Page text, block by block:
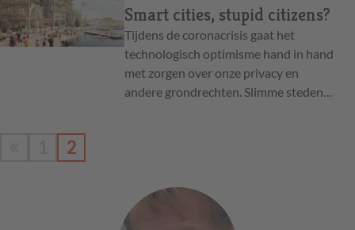
Smart cities, stupid citizens?
Tijdens de coronacrisis gaat het
technologisch optimisme hand in hand
met zorgen over onze privacy en
andere grondrechten. Slimme steden…
2